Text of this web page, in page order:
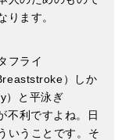
ります。
フライ
）しか
）と平泳ぎ
不利ですよね。日
いうことです。そ